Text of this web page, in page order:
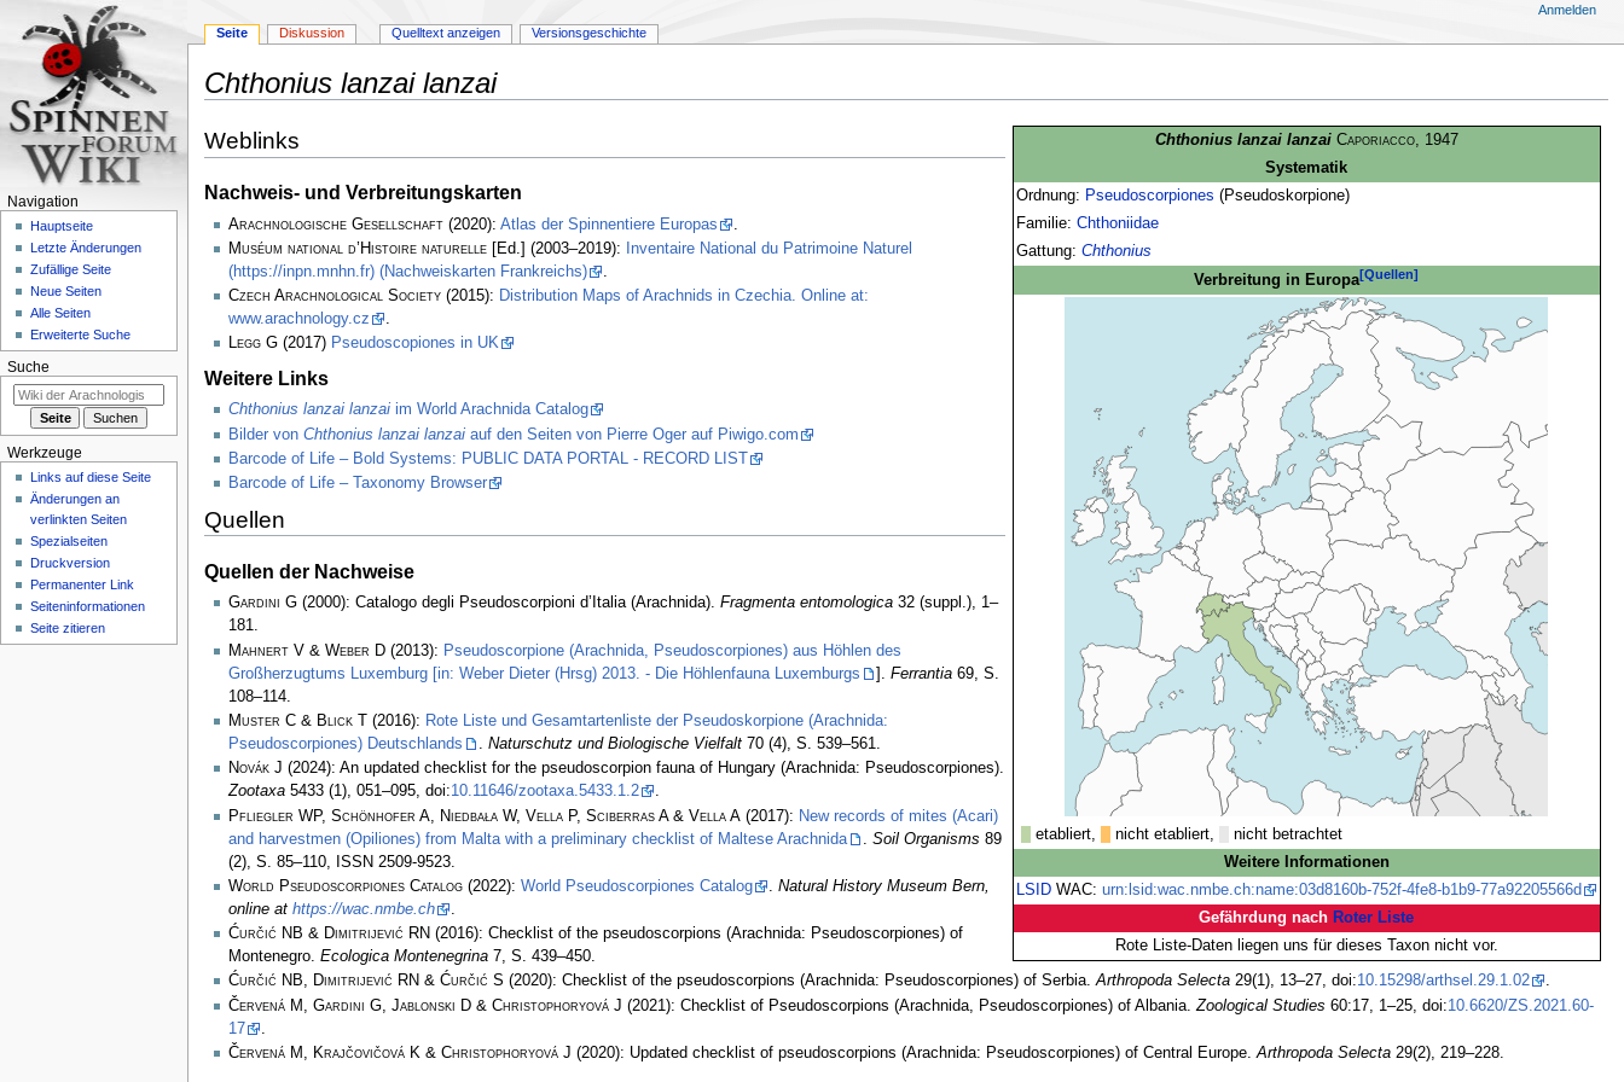
Chthonius lanzai lanzai
Navigation
Suche
Chthonius lanzai lanzai Caporiacco, 1947
Systematik
Ordnung: Pseudoscorpiones (Pseudoskorpione)
Familie: Chthoniidae
Gattung: Chthonius
Verbreitung in Europa[Quellen]
etabliert, nicht etabliert,
nicht betrachtet
Weitere Informationen
LSIDWAC: urn:lsid:wac.nmbe.ch:name:03d8160b-752f-4fe8-b1b9-77a92205566d
Gefährdung nach Roter Liste
Rote Liste-Daten liegen uns für dieses Taxon nicht vor.
Weblinks
Nachweis- und Verbreitungskarten
Arachnologische Gesellschaft(2020): Atlas der Spinnentiere Europas
Muséum national d’Histoire naturelle[Ed.] (2003–2019):
Inventaire National du Patrimoine Naturel
(https://inpn.mnhn.fr) (Nachweiskarten Frankreichs)
.
Czech Arachnological Society(2015): Distribution Maps of Arachnids in Czechia. Online at:
www.arachnology.cz
.
LeggG (2017) Pseudoscopiones in UK
Weitere Links
Chthonius lanzai lanzaiim World Arachnida Catalog
Bilder von Chthonius lanzai lanzaiauf den Seiten von Pierre Oger auf Piwigo.com
Barcode of Life – Bold Systems: PUBLIC DATA PORTAL - RECORD LIST
Barcode of Life – Taxonomy Browser
Quellen
Quellen der Nachweise
Gardini G(2000): Catalogo degli Pseudoscorpioni d’Italia (Arachnida). Fragmenta entomologica32 (suppl.), 1–
181.
Mahnert V & Weber D(2013): Pseudoscorpione (Arachnida, Pseudoscorpiones) aus Höhlen des
Großherzugtums Luxemburg [in: Weber Dieter (Hrsg) 2013. - Die Höhlenfauna Luxemburgs
]. Ferrantia69, S.
108–114.
Muster C & Blick T
(2016): Rote Liste und Gesamtartenliste der Pseudoskorpione (Arachnida:
Pseudoscorpiones) Deutschlands
. Naturschutz und Biologische Vielfalt70 (4), S. 539–561.
Novák J (2024): An updated checklist for the pseudoscorpion fauna of Hungary (Arachnida: Pseudoscorpiones).
Zootaxa5433 (1), 051–095, doi:10.11646/zootaxa.5433.1.2
.
Pfliegler WP, Schönhofer A, Niedbała W, Vella P, Sciberras A & Vella A(2017): New records of mites (Acari)
and harvestmen (Opiliones) from Malta with a preliminary checklist of Maltese Arachnida
Soil Organisms 89
(2), S. 85–110, ISSN 2509-9523.
World Pseudoscorpiones Catalog(2022): World Pseudoscorpiones Catalog
Natural History Museum Bern,
online at https://wac.nmbe.ch
Ćurčić NB & Dimitrijević RN (2016): Checklist of the pseudoscorpions (Arachnida: Pseudoscorpiones) of
Montenegro. Ecologica Montenegrina7, S. 439–450.
Ćurčić NB, Dimitrijević RN & Ćurčić S (2020): Checklist of the pseudoscorpions (Arachnida: Pseudoscorpiones) of Serbia.Arthropoda Selecta29(1), 13–27, doi:10.15298/arthsel.29.1.02
.
Červená M, Gardini G, Jablonski D & Christophoryová J (2021): Checklist of Pseudoscorpions (Arachnida, Pseudoscorpiones) of Albania. Zoological Studies 60:17, 1–25, doi:10.6620/ZS.2021.60-
17
Červená M, Krajčovičová K & Christophoryová J (2020): Updated checklist of pseudoscorpions (Arachnida: Pseudoscorpiones) of Central Europe.Arthropoda Selecta29(2), 219–228.
Seite Diskussion Quelltext anzeigen Versionsgeschichte
Anmelden
Navigation
Hauptseite
Letzte Änderungen
Zufällige Seite
Neue Seiten
Alle Seiten
Erweiterte Suche
Suche
Werkzeuge
Links auf diese Seite
Änderungen an
verlinkten Seiten
Spezialseiten
Druckversion
Permanenter Link
Seiten­­informationen
Seite zitieren